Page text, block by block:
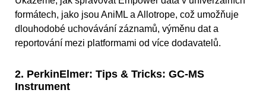
formátech, jako jsou AniML a Allotrope, což umožňuje
dlouhodobé uchovávání záznamů, výměnu dat a
reportování mezi platformami od více dodavatelů.
2. PerkinElmer: Tips & Tricks: GC-MS
Instrument